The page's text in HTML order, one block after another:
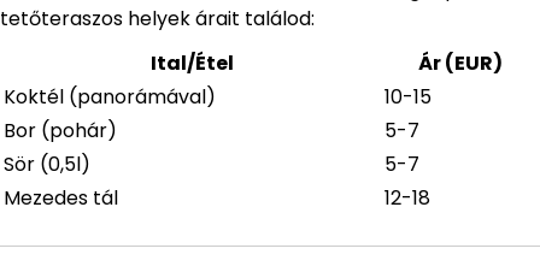
tetőteraszos helyek árait találod:
Ital/Étel
Ár (EUR)
Koktél (panorámával)
10-15
Bor (pohár)
5-7
Sör (0,5l)
5-7
Mezedes tál
12-18